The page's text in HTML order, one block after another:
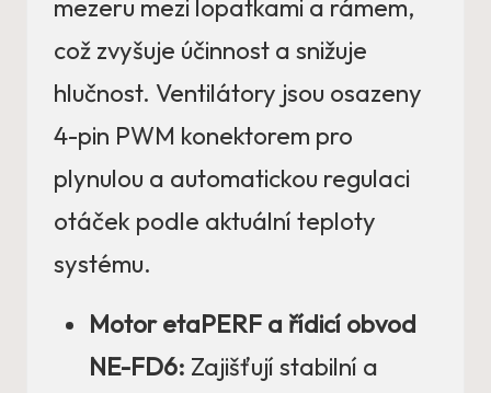
mezeru mezi lopatkami a rámem,
což zvyšuje účinnost a snižuje
hlučnost. Ventilátory jsou osazeny
4-pin PWM konektorem pro
plynulou a automatickou regulaci
otáček podle aktuální teploty
systému.
Motor etaPERF a řídicí obvod
NE-FD6: Zajišťují stabilní a